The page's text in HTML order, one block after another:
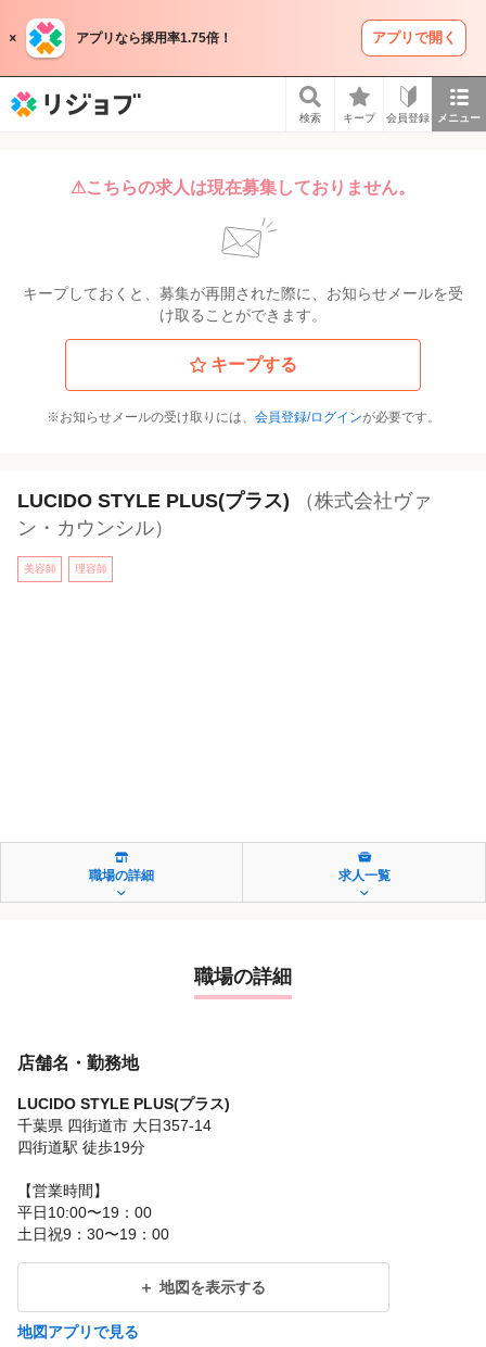
アプリなら採用率1.75倍！ アプリで開く
検索 キープ 会員登録 メニュー
⚠こちらの求人は現在募集しておりません。
キープしておくと、募集が再開された際に、お知らせメールを受
け取ることができます。
キープする
※お知らせメールの受け取りには、 会員登録/ログインが必要です。
LUCIDO STYLE PLUS(プラス)
（株式会社ヴァ
ン・カウンシル）
美容師 理容師
職場の詳細 求人一覧
職場の詳細
店舗名・勤務地
LUCIDO STYLE PLUS(プラス)
千葉県 四街道市 大日357-14
四街道駅 徒歩19分
【営業時間】
平日10:00〜19：00
土日祝9：30〜19：00
地図を表示する
地図アプリで見る